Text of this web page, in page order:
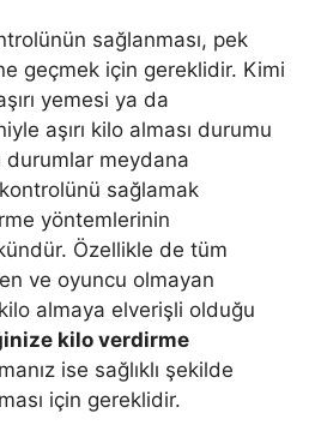
sağlanması, pek
geçmek için gereklidir. Kimi
yemesi ya da
aşırı kilo alması durumu
durumlar meydana
sağlamak
yöntemlerinin
Özellikle de tüm
ve oyuncu olmayan
almaya elverişli olduğu
kilo verdirme
ise sağlıklı şekilde
için gereklidir.